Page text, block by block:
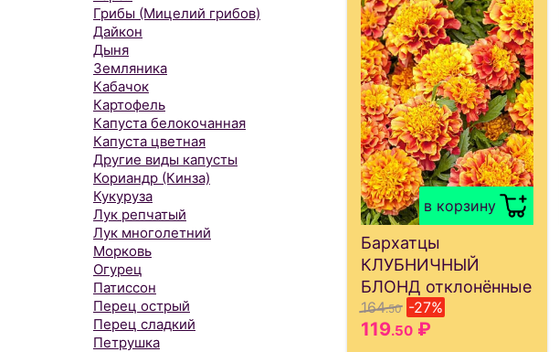
Грибы (Мицелий грибов)
Дайкон
Дыня
Земляника
Кабачок
Картофель
Капуста белокочанная
Капуста цветная
Другие виды капусты
Кориандр (Кинза)
Кукуруза
Лук репчатый
Лук многолетний
Морковь
Огурец
Патиссон
Перец острый
Перец сладкий
Петрушка
в корзину
Бархатцы
КЛУБНИЧНЫЙ
БЛОНД отклонённые
164.50 -27%
119.50₽